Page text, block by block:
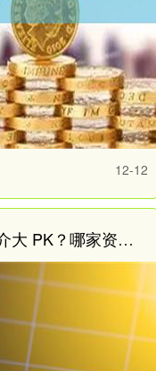
12-12
原油期货配资 成都研究生留学中介大 PK？哪家资源最广_服务_院校_机构